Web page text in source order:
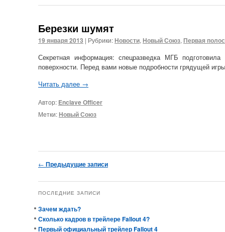
Березки шумят
19 января 2013 | Рубрики:Новости, Новый Союз, Первая
Секретная информация: спецразведка МГБ
поверхности. Перед вами новые подробности грядущей
Читать далее →
Автор: Enclave Officer
Метки:Новый Союз
Навигация по записям
← Предыдущие записи
ПОСЛЕДНИЕ ЗАПИСИ
Зачем ждать?
Сколько кадров в трейлере Fallout 4?
Первый официальный трейлер Fallout 4